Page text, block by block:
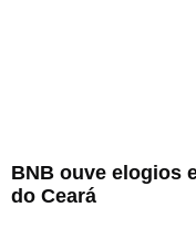
BNB ouve elogios
do Ceará